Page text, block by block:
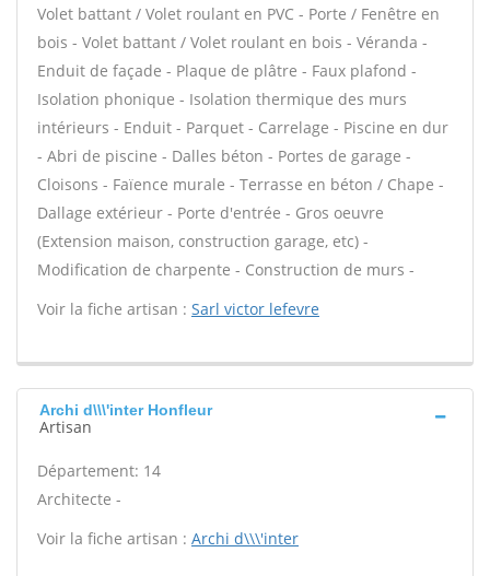
Volet battant / Volet roulant en PVC - Porte / Fenêtre en
bois - Volet battant / Volet roulant en bois - Véranda -
Enduit de façade - Plaque de plâtre - Faux plafond -
Isolation phonique - Isolation thermique des murs
intérieurs - Enduit - Parquet - Carrelage - Piscine en dur
- Abri de piscine - Dalles béton - Portes de garage -
Cloisons - Faïence murale - Terrasse en béton / Chape -
Dallage extérieur - Porte d'entrée - Gros oeuvre
(Extension maison, construction garage, etc) -
Modification de charpente - Construction de murs -
Voir la fiche artisan : Sarl victor lefevre
Archi d\\\'inter Honfleur
Artisan
Département: 14
Architecte -
Voir la fiche artisan : Archi d\\\'inter